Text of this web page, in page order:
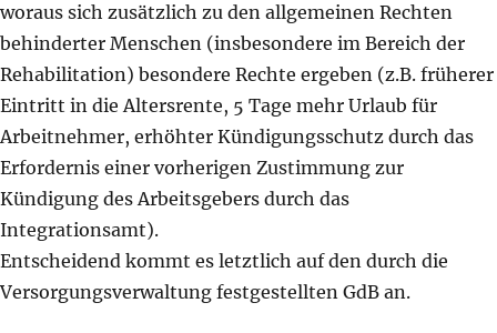
woraus sich zusätzlich zu den allgemeinen Rechten
behinderter Menschen (insbesondere im Bereich der
Rehabilitation) besondere Rechte ergeben (z.B. früherer
Eintritt in die Altersrente, 5 Tage mehr Urlaub für
Arbeitnehmer, erhöhter Kündigungsschutz durch das
Erfordernis einer vorherigen Zustimmung zur
Kündigung des Arbeitsgebers durch das
Integrationsamt).
Entscheidend kommt es letztlich auf den durch die
Versorgungsverwaltung festgestellten GdB an.